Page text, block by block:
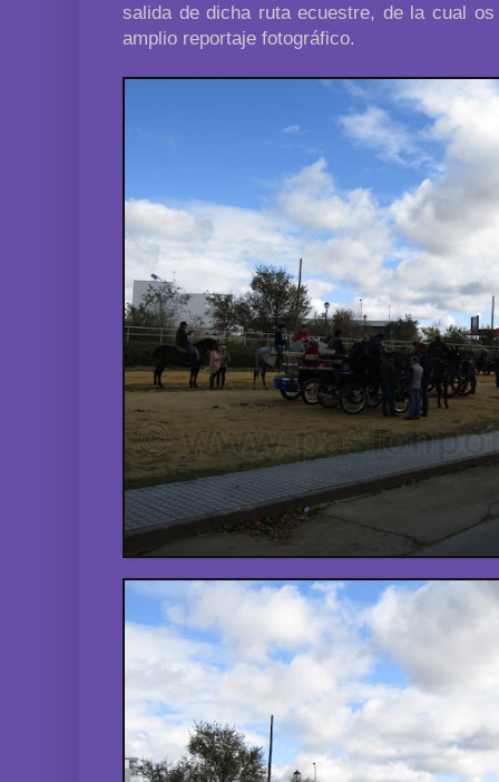
salida de dicha ruta ecuestre, de la cual
amplio reportaje fotográfico.